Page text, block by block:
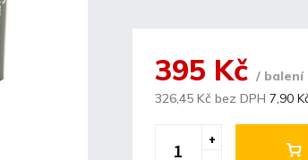
395 Kč/ balení
326,45 Kč bez DPH7,90